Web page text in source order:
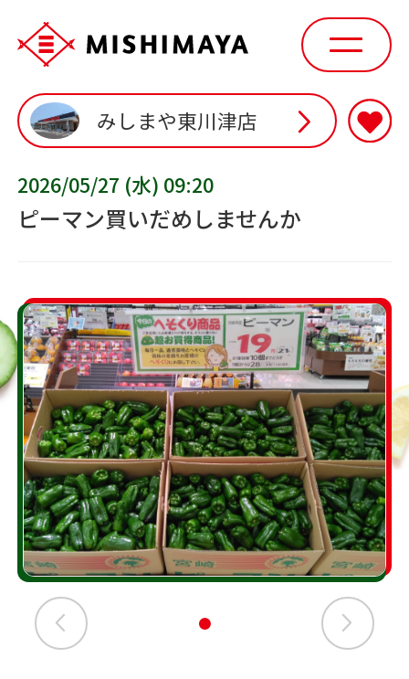
みしまや東川津店
2026/05/27 (水) 09:20
ピーマン買いだめしませんか